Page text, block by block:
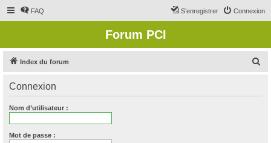
FAQ Connexion
S’enregistrer
Forum PCI
Index du forum
Connexion
Nom d’utilisateur :
Mot de passe :